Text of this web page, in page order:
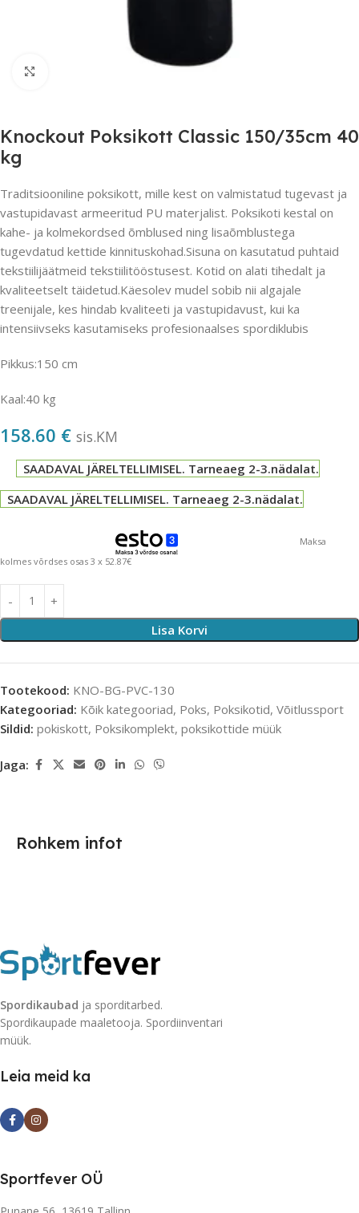
Suurendamiseks klõpsake
Knockout Poksikott Classic 150/35cm 40
kg
Traditsiooniline poksikott, mille kest on valmistatud tugevast ja
vastupidavast armeeritud PU materjalist. Poksikoti kestal on
kahe- ja kolmekordsed õmblused ning lisaõmblustega
tugevdatud kettide kinnituskohad.Sisuna on kasutatud puhtaid
tekstiilijäätmeid tekstiilitööstusest. Kotid on alati tihedalt ja
kvaliteetselt täidetud.Käesolev mudel sobib nii algajale
treenijale, kes hindab kvaliteeti ja vastupidavust, kui ka
intensiivseks kasutamiseks profesionaalses spordiklubis
Pikkus:150 cm
Kaal:40 kg
158.60 € sis.KM
SAADAVAL JÄRELTELLIMISEL. Tarneaeg 2-3.nädalat.
SAADAVAL JÄRELTELLIMISEL. Tarneaeg 2-3.nädalat.
Maksa
kolmes võrdses osas 3 x 52.87€
Lisa Korvi
Tootekood: KNO-BG-PVC-130
Kategooriad: Kõik kategooriad, Poks, Poksikotid, Võitlussport
Sildid: pokiskott, Poksikomplekt, poksikottide müük
Jaga:
Rohkem infot
Spordikaubad ja sporditarbed.
Spordikaupade maaletooja. Spordiinventari
müük.
Leia meid ka
Sportfever OÜ